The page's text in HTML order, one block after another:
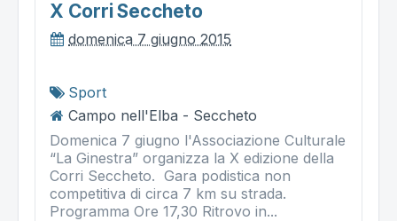
X Corri Seccheto
domenica 7 giugno 2015
Sport
Campo nell'Elba - Seccheto
Domenica 7 giugno l'Associazione Culturale
“La Ginestra” organizza la X edizione della
Corri Seccheto. Gara podistica non
competitiva di circa 7 km su strada.
Programma Ore 17,30 Ritrovo in...